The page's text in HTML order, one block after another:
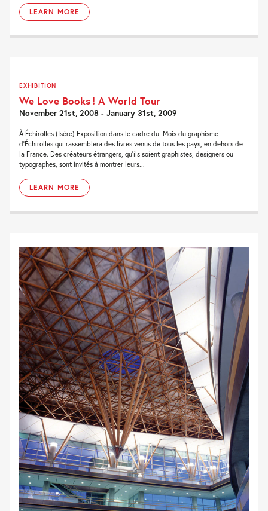
LEARN MORE
EXHIBITION
We Love Books ! A World Tour
November 21st, 2008 - January 31st, 2009
À Échirolles (Isère) Exposition dans le cadre du Mois du graphisme
d’Échirolles qui rassemblera des livres venus de tous les pays, en dehors de
la France. Des créateurs étrangers, qu’ils soient graphistes, designers ou
typographes, sont invités à montrer leurs...
LEARN MORE